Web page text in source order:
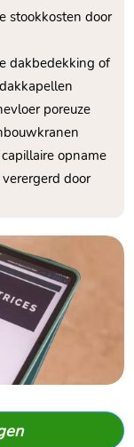
stookkosten door
dakbedekking of
poreuze
opname
door